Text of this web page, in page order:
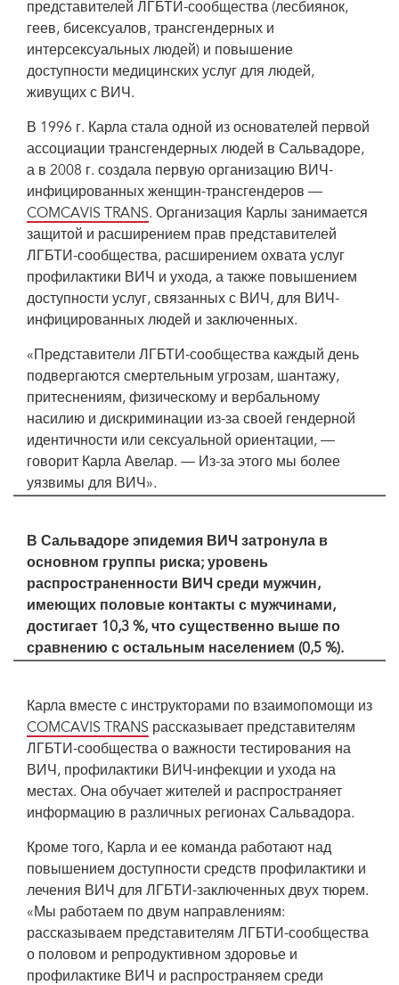
представителей ЛГБТИ-сообщества (лесбиянок,
геев, бисексуалов, трансгендерных и
интерсексуальных людей) и повышение
доступности медицинских услуг для людей,
живущих с ВИЧ.
В 1996 г. Карла стала одной из основателей первой
ассоциации трансгендерных людей в Сальвадоре,
а в 2008 г. создала первую организацию ВИЧ-
инфицированных женщин-трансгендеров —
COMCAVIS TRANS. Организация Карлы занимается
защитой и расширением прав представителей
ЛГБТИ-сообщества, расширением охвата услуг
профилактики ВИЧ и ухода, а также повышением
доступности услуг, связанных с ВИЧ, для ВИЧ-
инфицированных людей и заключенных.
«Представители ЛГБТИ-сообщества каждый день
подвергаются смертельным угрозам, шантажу,
притеснениям, физическому и вербальному
насилию и дискриминации из-за своей гендерной
идентичности или сексуальной ориентации, —
говорит Карла Авелар. — Из-за этого мы более
уязвимы для ВИЧ».
В Сальвадоре эпидемия ВИЧ затронула в
основном группы риска; уровень
распространенности ВИЧ среди мужчин,
имеющих половые контакты с мужчинами,
достигает 10,3 %, что существенно выше по
сравнению с остальным населением (0,5 %).
Карла вместе с инструкторами по взаимопомощи из
COMCAVIS TRANS рассказывает представителям
ЛГБТИ-сообщества о важности тестирования на
ВИЧ, профилактики ВИЧ-инфекции и ухода на
местах. Она обучает жителей и распространяет
информацию в различных регионах Сальвадора.
Кроме того, Карла и ее команда работают над
повышением доступности средств профилактики и
лечения ВИЧ для ЛГБТИ-заключенных двух тюрем.
«Мы работаем по двум направлениям:
рассказываем представителям ЛГБТИ-сообщества
о половом и репродуктивном здоровье и
профилактике ВИЧ и распространяем среди